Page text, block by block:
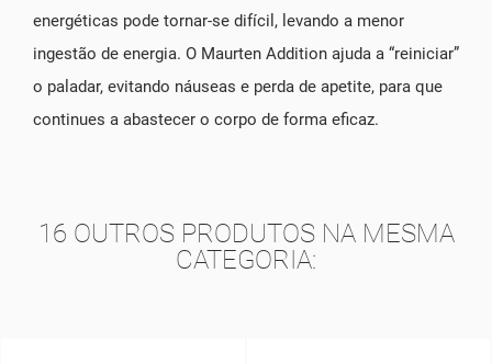
energéticas pode tornar-se difícil, levando a menor
ingestão de energia. O Maurten Addition ajuda a “reiniciar”
o paladar, evitando náuseas e perda de apetite, para que
continues a abastecer o corpo de forma eficaz.
16 OUTROS PRODUTOS NA MESMA
CATEGORIA: